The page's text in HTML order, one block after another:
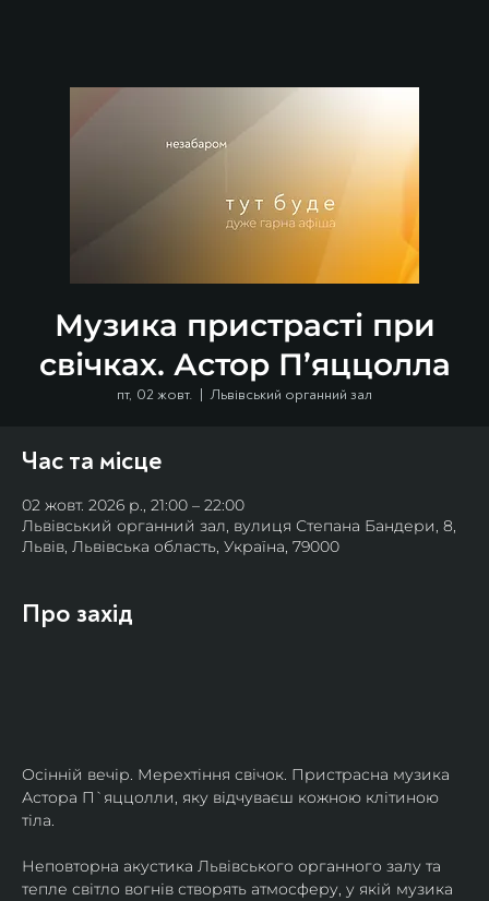
Музика пристрасті при
свічках. Астор П’яццолла
пт, 02 жовт.
  |
Львівський органний зал
Час та місце
02 жовт. 2026 р., 21:00 – 22:00
Львівський органний зал, вулиця Степана Бандери, 8,
Львів, Львівська область, Україна, 79000
Про захід
Осінній вечір. Мерехтіння свічок. Пристрасна музика
Астора П`яццолли, яку відчуваєш кожною клітиною
тіла.
Неповторна акустика Львівського органного залу та
тепле світло вогнів створять атмосферу, у якій музика